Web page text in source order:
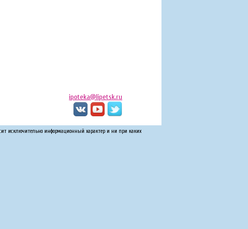
ipoteka@lipetsk.ru
исключительно информационный характер и ни при каких